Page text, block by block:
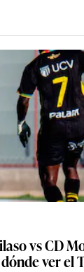
vs CD
ver el